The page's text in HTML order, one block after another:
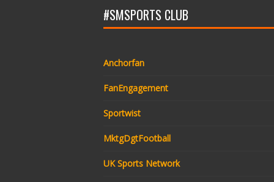
#SMSPORTS CLUB
Anchorfan
FanEngagement
Sportwist
MktgDgtFootball
UK Sports Network